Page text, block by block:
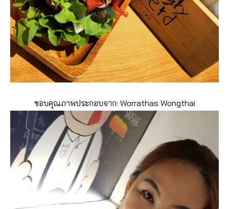
ขอบคุณภาพประกอบจาก: Worrathas Wongthai